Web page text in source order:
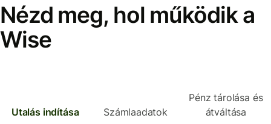
Nézd meg, hol működik a
Wise
Utalás indítása Számlaadatok
Pénz tárolása és
átváltása